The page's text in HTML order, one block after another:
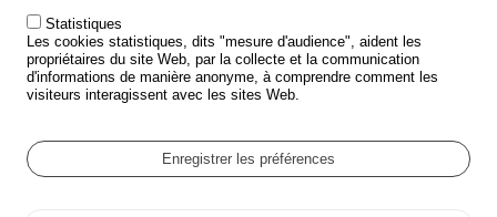
POLITIQUE DE SÉCURITÉ ROUTIÈRE
Outils
AGENDA
GLOSSAIRE
Cookie settings
Statistiques
Les cookies statistiques, dits "mesure d'audience", aident les
propriétaires du site Web, par la collecte et la communication
d'informations de manière anonyme, à comprendre comment les
visiteurs interagissent avec les sites Web.
Enregistrer les préférences